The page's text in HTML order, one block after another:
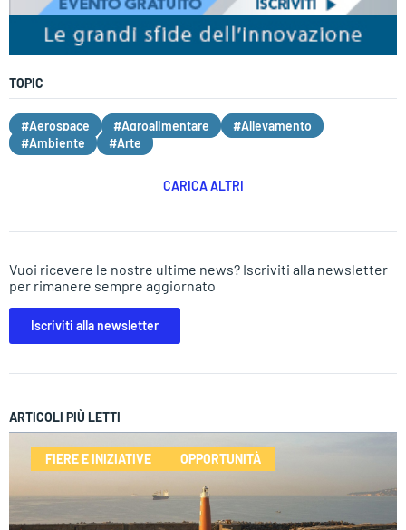
TOPIC
#Aerospace #Agroalimentare
#Allevamento
#Ambiente
#Arte
CARICA ALTRI
Vuoi ricevere le nostre ultime news? Iscriviti alla newsletter
per rimanere sempre aggiornato
Iscriviti alla newsletter
ARTICOLI PIÙ LETTI
FIERE E INIZIATIVE OPPORTUNITÀ